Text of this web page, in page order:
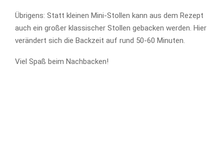
Übrigens: Statt kleinen Mini-Stollen kann aus dem Rezept
auch ein großer klassischer Stollen gebacken werden. Hier
verändert sich die Backzeit auf rund 50-60 Minuten.
Viel Spaß beim Nachbacken!